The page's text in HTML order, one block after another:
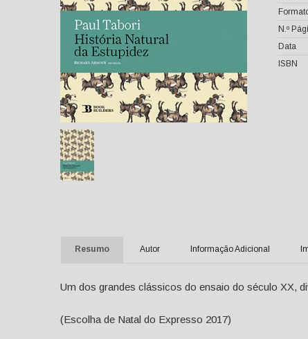
N.º
Data
ISBN
Resumo Autor Informação Adicional
Um dos grandes clássicos do ensaio do século XX,
(Escolha de Natal do Expresso 2017)